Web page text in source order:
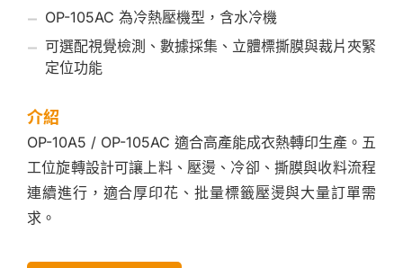
OP-105AC 為冷熱壓機型，含水冷機
可選配視覺檢測、數據採集、立體標撕膜與裁片夾緊
定位功能
介紹
OP-10A5 / OP-105AC 適合高產能成衣熱轉印生產。五
工位旋轉設計可讓上料、壓燙、冷卻、撕膜與收料流程
連續進行，適合厚印花、批量標籤壓燙與大量訂單需
求。